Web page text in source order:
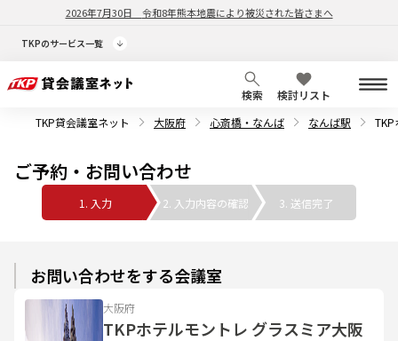
2026年7月30日 令和8年熊本地震により被災された皆さまへ
TKPのサービス一覧
検索
検討リスト
TKP貸会議室ネット
大阪府 心斎橋・なんば なんば駅
ご予約・お問い合わせ
1. 入力 2. 入力内容の確認 3. 送信完了
お問い合わせをする会議室
大阪府
TKPホテルモントレ グラスミア大阪